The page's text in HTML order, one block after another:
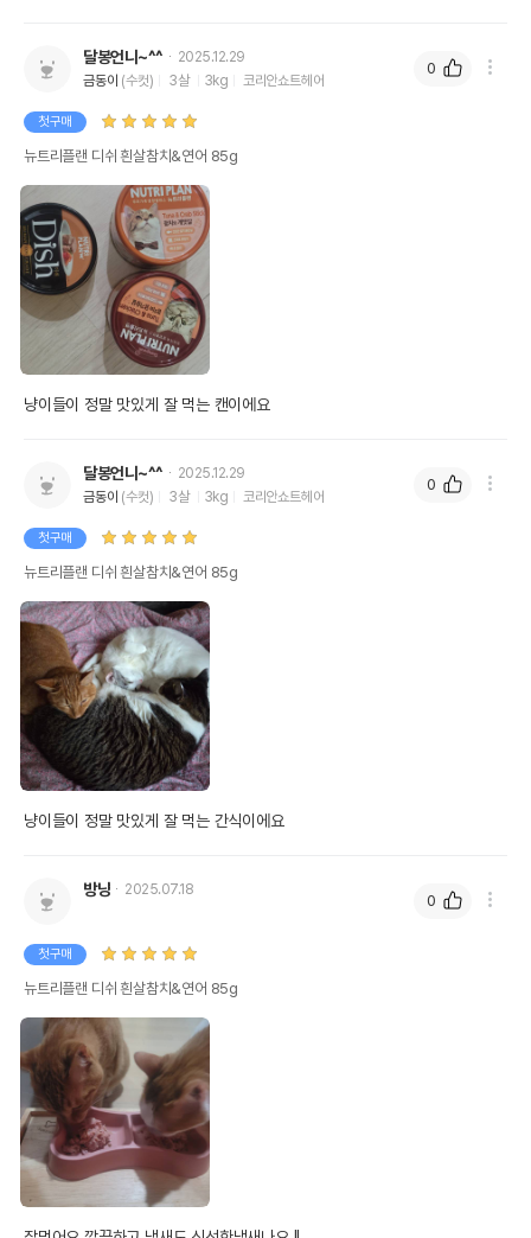
달봉언니~^^
2025.12.29
금동이 (수컷) 3살 3kg 코리안쇼트헤어
첫구매
뉴트리플랜 디쉬 흰살참치&연어 85g
냥이들이 정말 맛있게 잘 먹는 캔이에요
0
달봉언니~^^
2025.12.29
금동이 (수컷) 3살 3kg 코리안쇼트헤어
첫구매
뉴트리플랜 디쉬 흰살참치&연어 85g
냥이들이 정말 맛있게 잘 먹는 간식이에요
0
방냥 2025.07.18
첫구매
뉴트리플랜 디쉬 흰살참치&연어 85g
0